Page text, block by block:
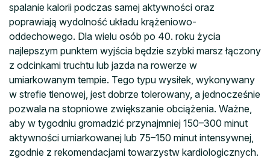
spalanie kalorii podczas samej aktywności oraz
poprawiają wydolność układu krążeniowo-
oddechowego. Dla wielu osób po 40. roku życia
najlepszym punktem wyjścia będzie szybki marsz łączony
z odcinkami truchtu lub jazda na rowerze w
umiarkowanym tempie. Tego typu wysiłek, wykonywany
w strefie tlenowej, jest dobrze tolerowany, a jednocześnie
pozwala na stopniowe zwiększanie obciążenia. Ważne,
aby w tygodniu gromadzić przynajmniej 150–300 minut
aktywności umiarkowanej lub 75–150 minut intensywnej,
zgodnie z rekomendacjami towarzystw kardiologicznych.